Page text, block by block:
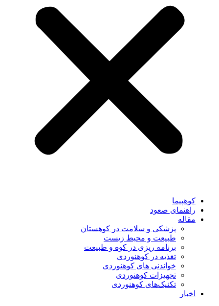
کوهپیما
راهنمای صعود
مقاله
پزشکی و سلامت در کوهستان
طبیعت و محیط زیست
برنامه ریزی در کوه و طبیعت
تغذیه در کوهنوردی
خواندنی های کوهنوردی
تجهیزات کوهنوردی
تکنیک‌های کوهنوردی
اخبار